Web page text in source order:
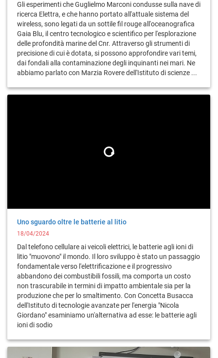
Gli esperimenti che Guglielmo Marconi condusse sulla nave di
ricerca Elettra, e che hanno portato all'attuale sistema del
wireless, sono legati da un sottile fil rouge all'oceanografica
Gaia Blu, il centro tecnologico e scientifico per l'esplorazione
delle profondità marine del Cnr. Attraverso gli strumenti di
precisione di cui è dotata, si possono approfondire vari temi,
dai fondali alla contaminazione degli inquinanti nei mari. Ne
abbiamo parlato con Marzia Rovere dell'Istituto di scienze ...
Uno sguardo oltre le batterie al litio
18/04/2024
Dal telefono cellulare ai veicoli elettrici, le batterie agli ioni di
litio "muovono" il mondo. Il loro sviluppo è stato un passaggio
fondamentale verso l'elettrificazione e il progressivo
abbandono dei combustibili fossili, ma comporta un costo
non trascurabile in termini di impatto ambientale sia per la
produzione che per lo smaltimento. Con Concetta Busacca
dell'Istituto di tecnologie avanzate per l'energia "Nicola
Giordano" esaminiamo un'alternativa ad esse: le batterie agli
ioni di sodio